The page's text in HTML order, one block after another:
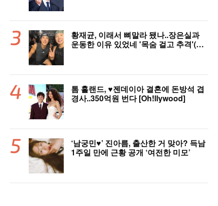
황재균, 이래서 뼈말라 됐나..장은실과
운동한 이유 있었네 '목숨 걸고 추격'(술
톰 홀랜드, ♥︎젠데이아 결혼에 돈방석 겹
경사..350억원 번다 [Oh!llywood]
‘남궁민♥’ 진아름, 출산한 거 맞아? 득남
1주일 만에 근황 공개 ‘여전한 미모’